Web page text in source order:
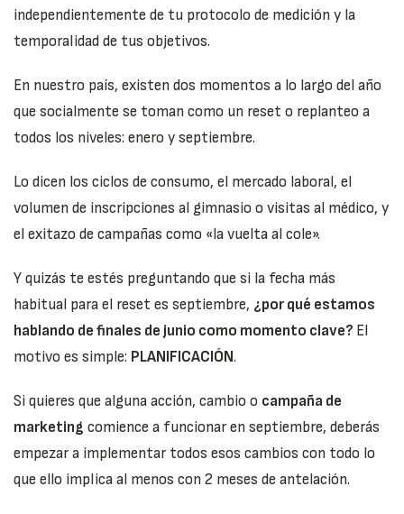
independientemente de tu protocolo de medición y la
temporalidad de tus objetivos.
En nuestro país, existen dos momentos a lo largo del año
que socialmente se toman como un reset o replanteo a
todos los niveles: enero y septiembre.
Lo dicen los ciclos de consumo, el mercado laboral, el
volumen de inscripciones al gimnasio o visitas al médico, y
el exitazo de campañas como «la vuelta al cole».
Y quizás te estés preguntando que si la fecha más
habitual para el reset es septiembre, ¿por qué estamos
hablando de finales de junio como momento clave? El
motivo es simple: PLANIFICACIÓN.
Si quieres que alguna acción, cambio o campaña de
marketing comience a funcionar en septiembre, deberás
empezar a implementar todos esos cambios con todo lo
que ello implica al menos con 2 meses de antelación.